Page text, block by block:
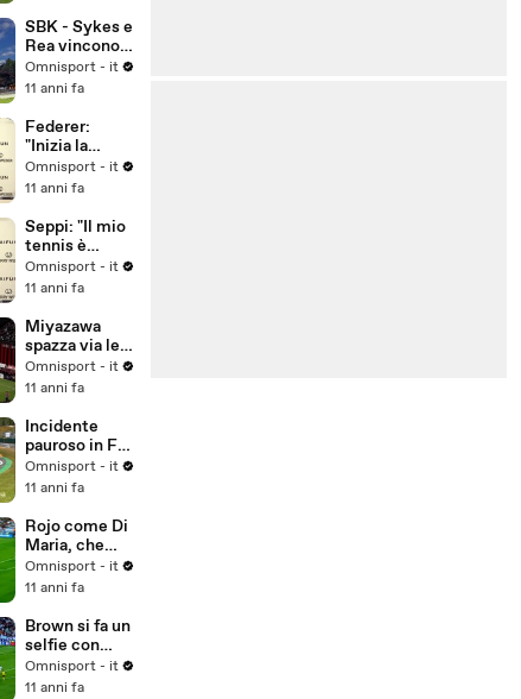
SBK - Sykes e
Rea vincono a
Misano,
Biaggi due
Omnisport - it
11 anni fa
Federer:
"Inizia la
preparazione
per
Omnisport - it
11 anni fa
Seppi: "Il mio
tennis è
migliorato
negli anni"
Omnisport - it
11 anni fa
Miyazawa
spazza via le
ragnatele...
Omnisport - it
11 anni fa
Incidente
pauroso in F3,
illeso Gustavo
Menezes
Omnisport - it
11 anni fa
Rojo come Di
Maria, che
rabona!
Omnisport - it
11 anni fa
Brown si fa un
selfie con
Messi
Omnisport - it
11 anni fa